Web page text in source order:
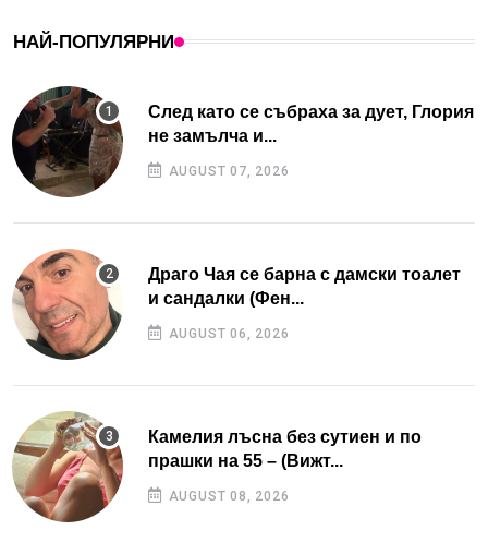
НАЙ-ПОПУЛЯРНИ
След като се събраха за дует, Глория
не замълча и...
AUGUST 07, 2026
Драго Чая се барна с дамски тоалет
и сандалки (Фен...
AUGUST 06, 2026
Камелия лъсна без сутиен и по
прашки на 55 – (Вижт...
AUGUST 08, 2026